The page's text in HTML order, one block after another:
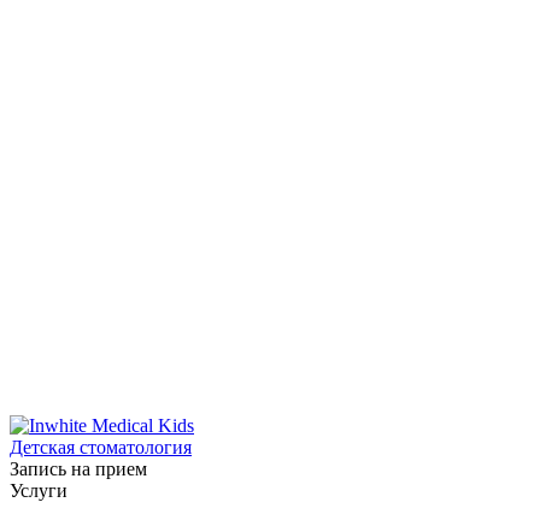
Детская стоматология
Запись на прием
Услуги